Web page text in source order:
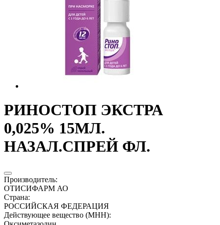
РИНОСТОП ЭКСТРА
0,025% 15МЛ.
НАЗАЛ.СПРЕЙ ФЛ.
Производитель:
ОТИСИФАРМ АО
Страна:
РОССИЙСКАЯ ФЕДЕРАЦИЯ
Действующее вещество (МНН):